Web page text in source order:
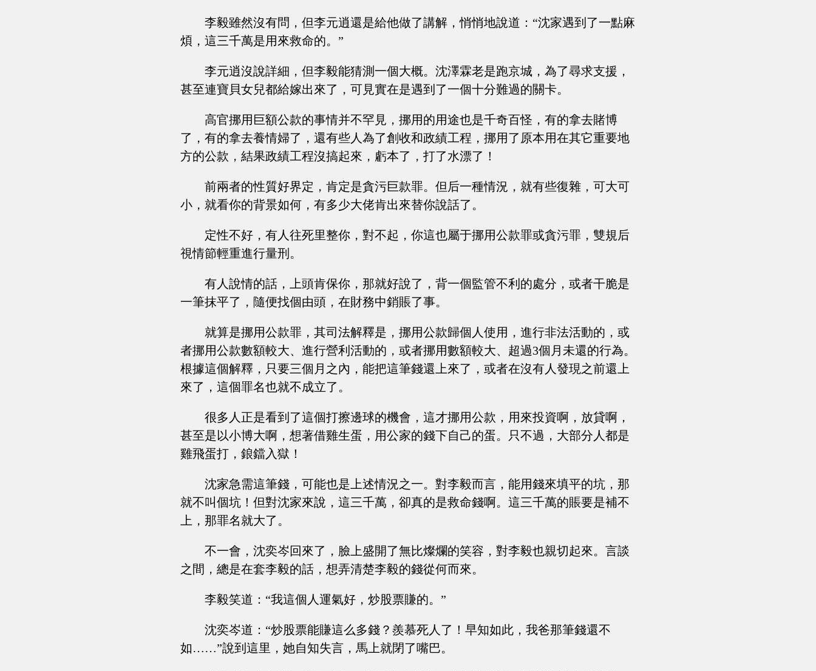
李毅雖然沒有問，但李元逍還是給他做了講解，悄悄地說道：“沈家遇到了一點麻
煩，這三千萬是用來救命的。”
李元逍沒說詳細，但李毅能猜測一個大概。沈澤霖老是跑京城，為了尋求支援，
甚至連寶貝女兒都給嫁出來了，可見實在是遇到了一個十分難過的關卡。
高官挪用巨額公款的事情并不罕見，挪用的用途也是千奇百怪，有的拿去賭博
了，有的拿去養情婦了，還有些人為了創收和政績工程，挪用了原本用在其它重要地
方的公款，結果政績工程沒搞起來，虧本了，打了水漂了！
前兩者的性質好界定，肯定是貪污巨款罪。但后一種情況，就有些復雜，可大可
小，就看你的背景如何，有多少大佬肯出來替你說話了。
定性不好，有人往死里整你，對不起，你這也屬于挪用公款罪或貪污罪，雙規后
視情節輕重進行量刑。
有人說情的話，上頭肯保你，那就好說了，背一個監管不利的處分，或者干脆是
一筆抹平了，隨便找個由頭，在財務中銷賬了事。
就算是挪用公款罪，其司法解釋是，挪用公款歸個人使用，進行非法活動的，或
者挪用公款數額較大、進行營利活動的，或者挪用數額較大、超過3個月未還的行為。
根據這個解釋，只要三個月之內，能把這筆錢還上來了，或者在沒有人發現之前還上
來了，這個罪名也就不成立了。
很多人正是看到了這個打擦邊球的機會，這才挪用公款，用來投資啊，放貸啊，
甚至是以小博大啊，想著借雞生蛋，用公家的錢下自己的蛋。只不過，大部分人都是
雞飛蛋打，鋃鐺入獄！
沈家急需這筆錢，可能也是上述情況之一。對李毅而言，能用錢來填平的坑，那
就不叫個坑！但對沈家來說，這三千萬，卻真的是救命錢啊。這三千萬的賬要是補不
上，那罪名就大了。
不一會，沈奕岑回來了，臉上盛開了無比燦爛的笑容，對李毅也親切起來。言談
之間，總是在套李毅的話，想弄清楚李毅的錢從何而來。
李毅笑道：“我這個人運氣好，炒股票賺的。”
沈奕岑道：“炒股票能賺這么多錢？羨慕死人了！早知如此，我爸那筆錢還不
如……”說到這里，她自知失言，馬上就閉了嘴巴。